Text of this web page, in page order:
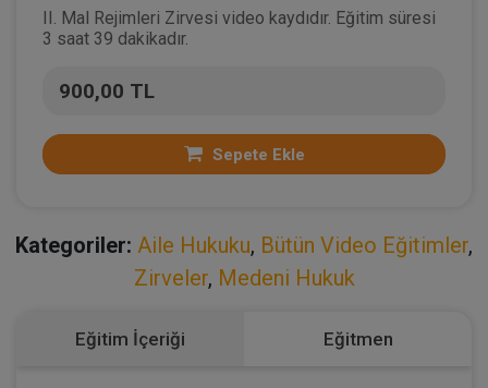
II. Mal Rejimleri Zirvesi video kaydıdır. Eğitim süresi
3 saat 39 dakikadır.
900,00 TL
Sepete Ekle
Kategoriler: Aile Hukuku, Bütün Video Eğitimler,
Zirveler, Medeni Hukuk
Eğitim İçeriği Eğitmen